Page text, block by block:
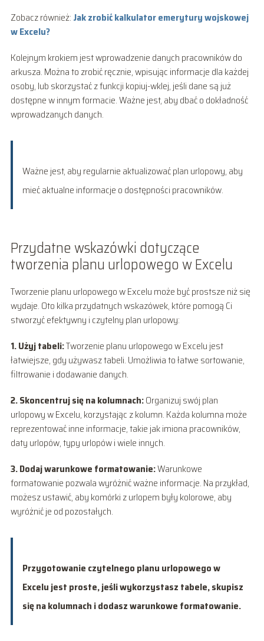
Zobacz również: Jak zrobić kalkulator emerytury wojskowej
w Excelu?
Kolejnym krokiem jest wprowadzenie danych pracowników do
arkusza. Można to zrobić ręcznie, wpisując informacje dla każdej
osoby, lub skorzystać z funkcji kopiuj-wklej, jeśli dane są już
dostępne w innym formacie. Ważne jest, aby dbać o dokładność
wprowadzanych danych.
Ważne jest, aby regularnie aktualizować plan urlopowy, aby
mieć aktualne informacje o dostępności pracowników.
Przydatne wskazówki dotyczące
tworzenia planu urlopowego w Excelu
Tworzenie planu urlopowego w Excelu może być prostsze niż się
wydaje. Oto kilka przydatnych wskazówek, które pomogą Ci
stworzyć efektywny i czytelny plan urlopowy:
1. Użyj tabeli:Tworzenie planu urlopowego w Excelu jest
łatwiejsze, gdy używasz tabeli. Umożliwia to łatwe sortowanie,
filtrowanie i dodawanie danych.
2. Skoncentruj się na kolumnach:Organizuj swój plan
urlopowy w Excelu, korzystając z kolumn. Każda kolumna może
reprezentować inne informacje, takie jak imiona pracowników,
daty urlopów, typy urlopów i wiele innych.
3. Dodaj warunkowe formatowanie:Warunkowe
formatowanie pozwala wyróżnić ważne informacje. Na przykład,
możesz ustawić, aby komórki z urlopem były kolorowe, aby
wyróżnić je od pozostałych.
Przygotowanie czytelnego planu urlopowego w
Excelu jest proste, jeśli wykorzystasz tabele, skupisz
się na kolumnach i dodasz warunkowe formatowanie.